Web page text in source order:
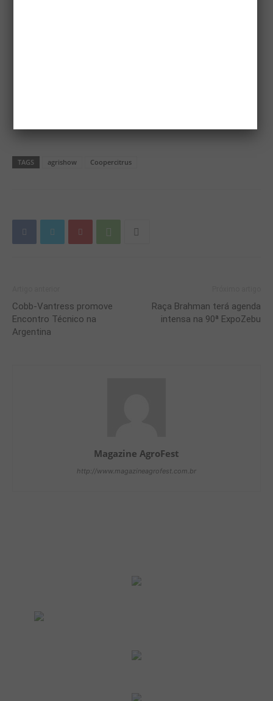
TAGS agrishow Coopercitrus
Cobb-Vantress promove
Encontro Técnico na
Argentina
Raça Brahman terá agenda
intensa na 90ª ExpoZebu
Magazine AgroFest
http://www.magazineagrofest.com.br